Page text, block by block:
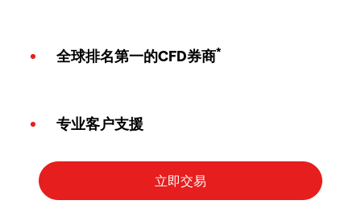
全球排名第一的CFD券商*
专业客户支援